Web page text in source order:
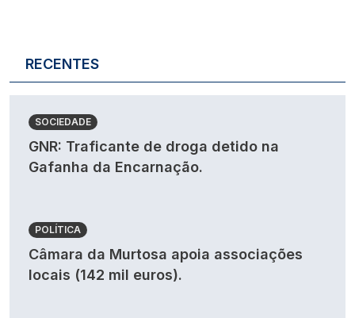
RECENTES
SOCIEDADE
GNR: Traficante de droga detido na
Gafanha da Encarnação.
POLÍTICA
Câmara da Murtosa apoia associações
locais (142 mil euros).